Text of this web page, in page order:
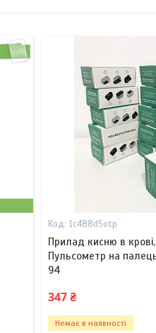
1c488d5otp
Прилад кисню в
Пульсометр на
94
347 ₴
Немає в наявності